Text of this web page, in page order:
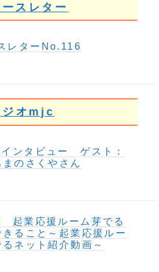
スレター
レターNo.116
ジオmjc
ンタビュー ゲスト：
まのさくやさん
起業応援ルーム芽でる
ること～起業応援ルー
るネット紹介動画～